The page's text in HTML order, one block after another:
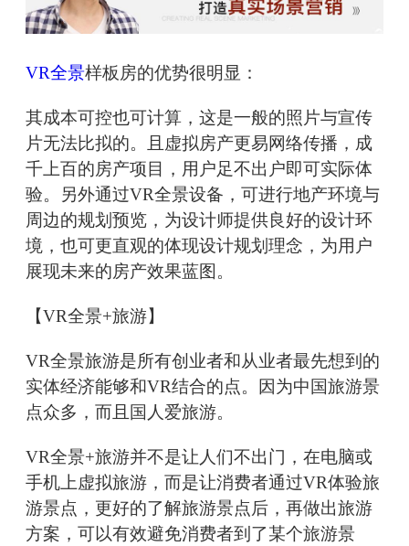
VR全景样板房的优势很明显：
其成本可控也可计算，这是一般的照片与宣传
片无法比拟的。且虚拟房产更易网络传播，成
千上百的房产项目，用户足不出户即可实际体
验。另外通过VR全景设备，可进行地产环境与
周边的规划预览，为设计师提供良好的设计环
境，也可更直观的体现设计规划理念，为用户
展现未来的房产效果蓝图。
【VR全景+旅游】
VR全景旅游是所有创业者和从业者最先想到的
实体经济能够和VR结合的点。因为中国旅游景
点众多，而且国人爱旅游。
VR全景+旅游并不是让人们不出门，在电脑或
手机上虚拟旅游，而是让消费者通过VR体验旅
游景点，更好的了解旅游景点后，再做出旅游
方案，可以有效避免消费者到了某个旅游景